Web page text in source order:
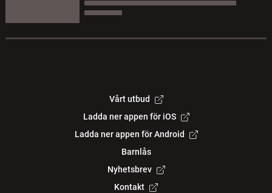
Vårt utbud
Ladda ner appen för iOS
Ladda ner appen för Android
Barnlås
Nyhetsbrev
Kontakt